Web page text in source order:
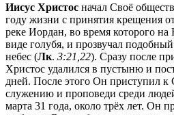
Иисус Христос начал Своё
году жизни с принятия крещения
реке Иордан, во время которого на
виде голубя, и прозвучал
небес (Лк. 3:21,22). Сразу после
Христос удалился в пустыню и
дней. После этого Он приступил
служению и проповеди среди
марта 31 года, около трёх лет. Он